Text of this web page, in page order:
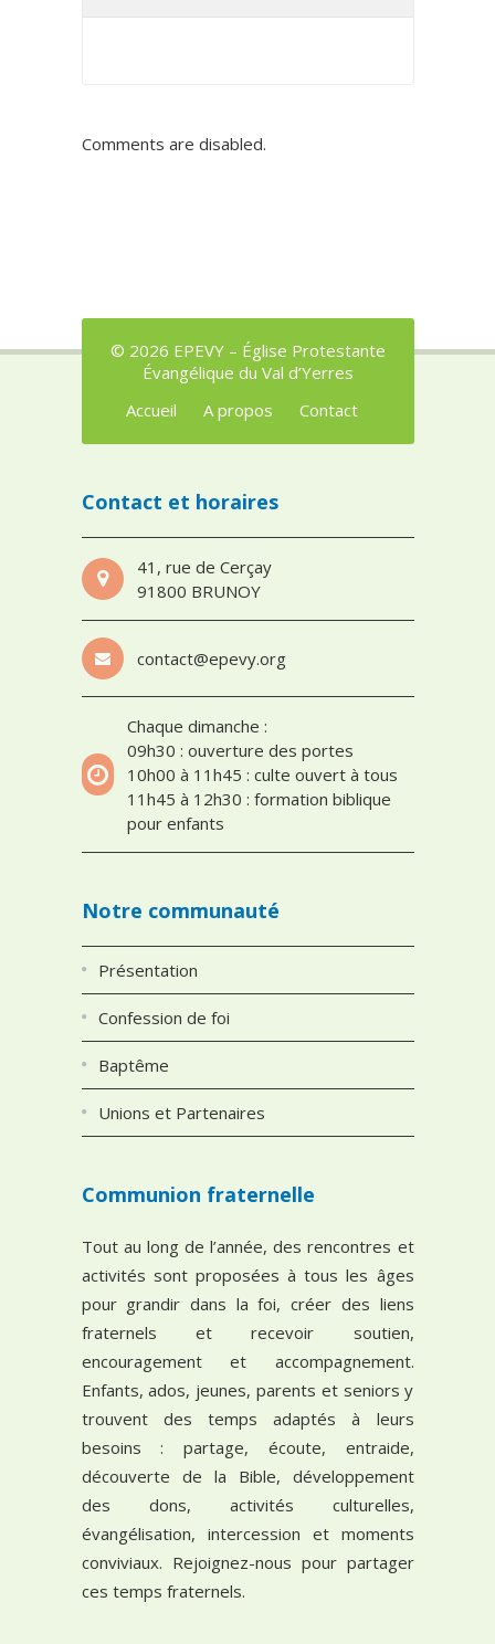
Comments are disabled.
© 2026 EPEVY – Église Protestante
Évangélique du Val d’Yerres
Accueil
A propos Contact
Contact et horaires
41, rue de Cerçay
91800 BRUNOY
contact@epevy.org
Chaque dimanche :
09h30 : ouverture des portes
10h00 à 11h45 : culte ouvert à tous
11h45 à 12h30 : formation biblique
pour enfants
Notre communauté
Présentation
Confession de foi
Baptême
Unions et Partenaires
Communion fraternelle
Tout au long de l’année, des rencontres et
activités sont proposées à tous les âges
pour grandir dans la foi, créer des liens
fraternels et recevoir soutien,
encouragement et accompagnement.
Enfants, ados, jeunes, parents et seniors y
trouvent des temps adaptés à leurs
besoins : partage, écoute, entraide,
découverte de la Bible, développement
des dons, activités culturelles,
évangélisation, intercession et moments
conviviaux. Rejoignez-nous pour partager
ces temps fraternels.